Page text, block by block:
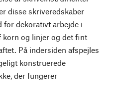
disse skriveredskaber
dekorativt arbejde i
og linjer og det fint
På indersiden afspejles
konstruerede
der fungerer